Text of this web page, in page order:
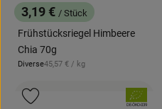
, Preis:
3,19 € / Stück
Frühstücksriegel Himbeere
Chia 70g
, Herkunft:
Diverse, Referenzpreis:
45,57 € / kg
, Verband:
, Kontrollstelle:
DE-ÖKO-039
Produkt zu Favouriten hinzufügen